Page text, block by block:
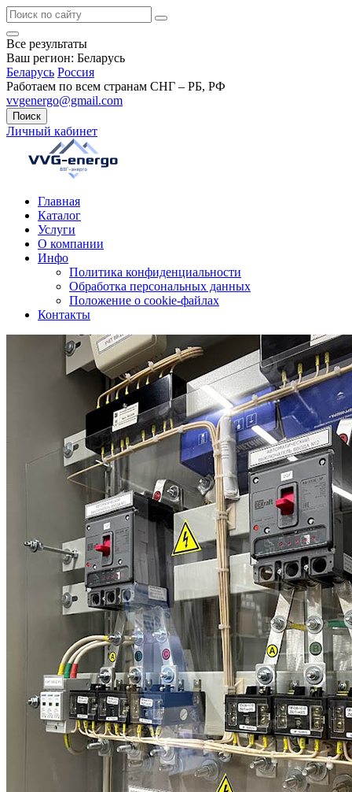
Все результаты
Ваш регион: Беларусь
Беларусь Россия
Работаем по всем странам СНГ – РБ, РФ
vvgenergo@gmail.com
Поиск
Личный кабинет
Главная
Каталог
Услуги
О компании
Инфо
Политика конфиденциальности
Обработка персональных данных
Положение о cookie-файлах
Контакты